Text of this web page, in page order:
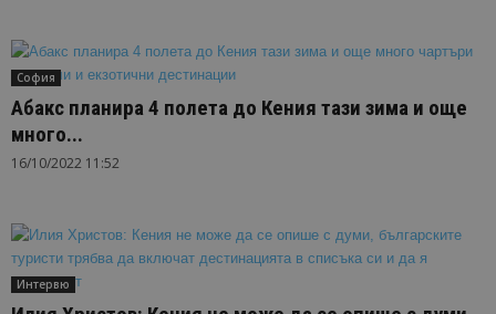
София
Абакс планира 4 полета до Кения тази зима и още
много...
16/10/2022 11:52
Интервю